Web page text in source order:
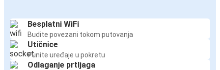
Besplatni WiFi
Budite povezani tokom putovanja
Utičnice
Punite uređaje u pokretu
Odlaganje prtljaga